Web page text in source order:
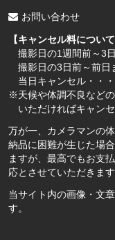
お問い合わせ
【キャンセル料について
撮影日の1週間前～3
撮影日の3日前～前日
当日キャンセル・・
※天候や体調不良など
いただければキャン
万が一、カメラマンの
納品に困難が生じた場
ますが、最高でもお支
応とさせていただきま
当サイト内の画像・文
す。